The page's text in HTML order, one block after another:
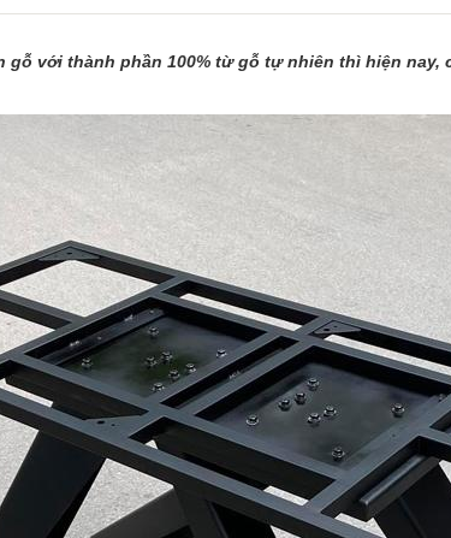
gỗ với thành phần 100% từ gỗ tự nhiên thì hiện